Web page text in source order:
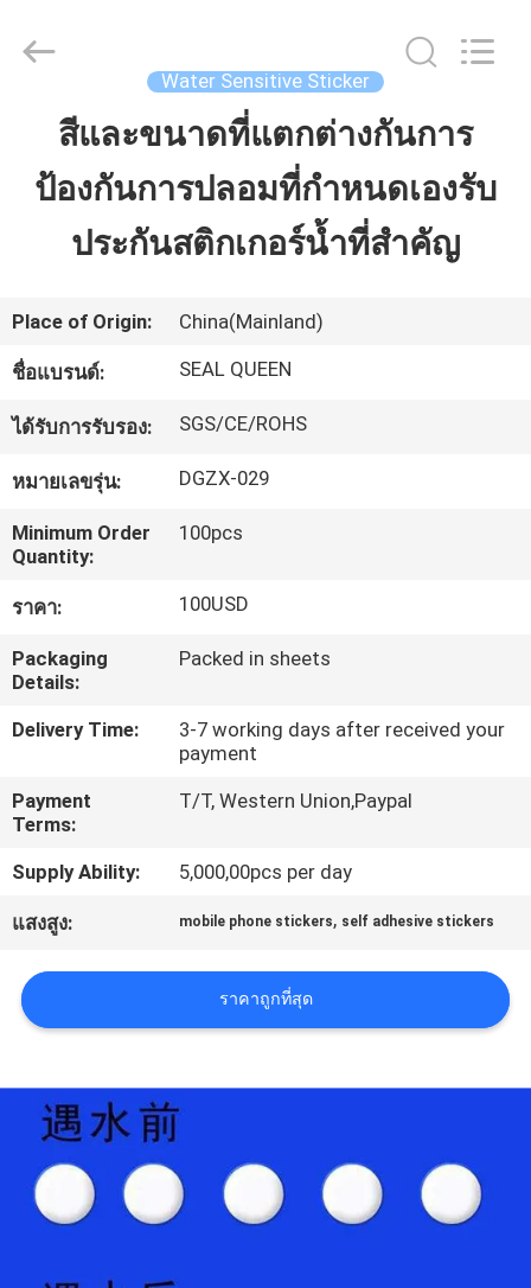
บ้าน
เกี่ยว
กับ
เรา
โรงงาน
ควบคุม
คุณภาพ
ติดต่อ
เรา
ใบ
ราคา
แผนผัง
Packing
Material
Water Sensitive Sticker
สีและขนาดที่แตกต่างกันการ
ป้องกันการปลอมที่กำหนดเองรับ
ประกันสติกเกอร์น้ำที่สำคัญ
Place of Origin: China(Mainland)
ชื่อแบรนด์: SEAL QUEEN
ได้รับการรับรอง: SGS/CE/ROHS
หมายเลขรุ่น: DGZX-029
Minimum Order
Quantity:
100pcs
ราคา: 100USD
Packaging
Details:
Packed in sheets
Delivery Time:
3-7 working days after received your
payment
Payment
Terms:
T/T, Western Union,Paypal
Supply Ability: 5,000,00pcs per day
แสงสูง: mobile phone stickers, self adhesive stickers
ราคาถูกที่สุด